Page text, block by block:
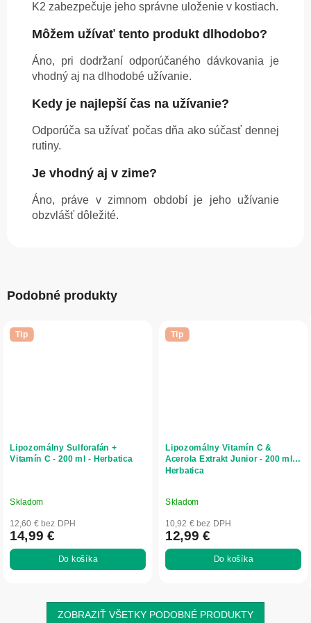
K2 zabezpečuje jeho správne uloženie v kostiach.
Môžem užívať tento produkt dlhodobo?
Áno, pri dodržaní odporúčaného dávkovania je
vhodný aj na dlhodobé užívanie.
Kedy je najlepší čas na užívanie?
Odporúča sa užívať počas dňa ako súčasť dennej
rutiny.
Je vhodný aj v zime?
Áno, práve v zimnom období je jeho užívanie
obzvlášť dôležité.
Podobné produkty
Tip
Lipozomálny Sulforafán +
Vitamín C - 200 ml - Herbatica
Skladom
12,60 € bez DPH
14,99 €
Do košíka
Tip
Lipozomálny Vitamín C &
Acerola Extrakt Junior - 200 ml -
Herbatica
Skladom
10,92 € bez DPH
12,99 €
Do košíka
ZOBRAZIŤ VŠETKY PODOBNÉ PRODUKTY